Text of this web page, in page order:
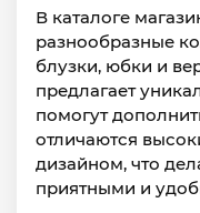
В каталоге
разнообразные
блузки, юбки и
предлагает
помогут
отличаются
дизайном, что
приятными и